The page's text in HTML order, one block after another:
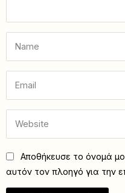
Αποθήκευσε το όνομά
αυτόν τον πλοηγό για την